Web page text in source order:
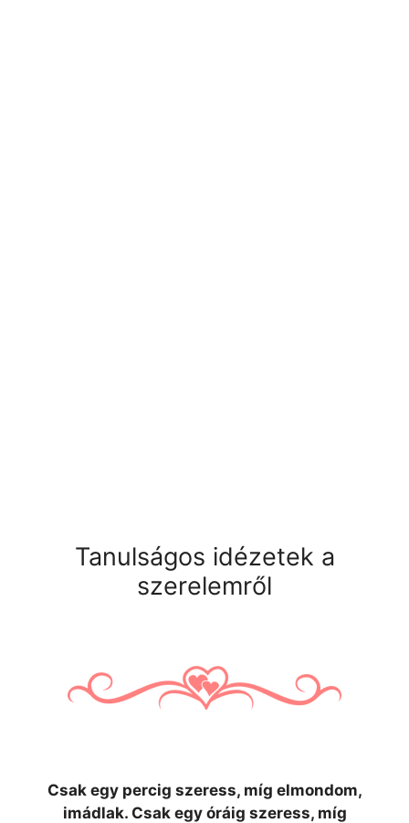
Tanulságos idézetek a
szerelemről
Csak egy percig szeress, míg elmondom,
imádlak. Csak egy óráig szeress, míg